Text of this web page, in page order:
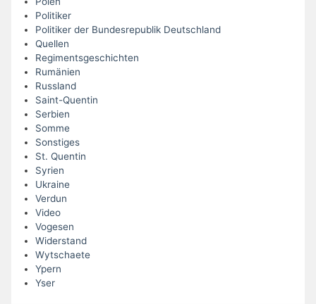
Politiker
Politiker der Bundesrepublik Deutschland
Quellen
Regimentsgeschichten
Rumänien
Russland
Saint-Quentin
Serbien
Somme
Sonstiges
St. Quentin
Syrien
Ukraine
Verdun
Video
Vogesen
Widerstand
Wytschaete
Ypern
Yser